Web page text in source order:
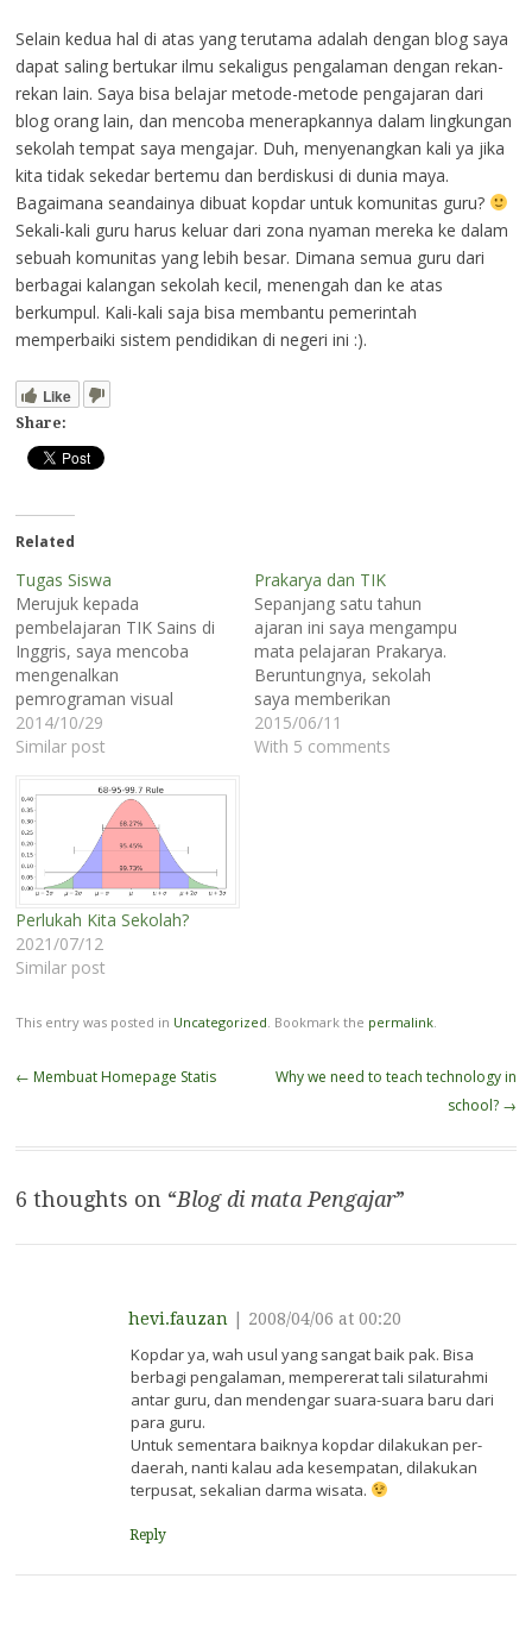
Selain kedua hal di atas yang terutama adalah dengan blog saya
dapat saling bertukar ilmu sekaligus pengalaman dengan rekan-
rekan lain. Saya bisa belajar metode-metode pengajaran dari
blog orang lain, dan mencoba menerapkannya dalam lingkungan
sekolah tempat saya mengajar. Duh, menyenangkan kali ya jika
kita tidak sekedar bertemu dan berdiskusi di dunia maya.
Bagaimana seandainya dibuat kopdar untuk komunitas guru?
Sekali-kali guru harus keluar dari zona nyaman mereka ke dalam
sebuah komunitas yang lebih besar. Dimana semua guru dari
berbagai kalangan sekolah kecil, menengah dan ke atas
berkumpul. Kali-kali saja bisa membantu pemerintah
memperbaiki sistem pendidikan di negeri ini :).
Like
Share:
Related
Tugas Siswa
Merujuk kepada
pembelajaran TIK Sains di
Inggris, saya mencoba
mengenalkan
pemrograman visual
dengan menggunakan
aplikasi Scratch kepada
sekolah. Scratch adalah
aplikasi yang disarankan
oleh para pengajar sekolah-
sekolah di Inggris untuk
mengenalkan konsep
pemrograman dasar
kepada murid-murid
mereka dari SD sampai
SMA. Jangan
pemrograman sebagai hal
2014/10/29
Similar post
Prakarya dan TIK
Sepanjang satu tahun
ajaran ini saya mengampu
mata pelajaran Prakarya.
Beruntungnya, sekolah
saya memberikan
kebebasan bagi kami untuk
memgembangkan
2015/06/11
With 5 comments
Perlukah Kita Sekolah?
2021/07/12
Similar post
This entry was posted in Uncategorized . Bookmark the permalink.
Post
← Membuat Homepage Statis
Why we need to teach technology in
school? →
6 thoughts on “Blog di mata Pengajar”
hevi.fauzan | 2008/04/06 at 00:20
Kopdar ya, wah usul yang sangat baik pak. Bisa
berbagi pengalaman, mempererat tali silaturahmi
antar guru, dan mendengar suara-suara baru dari
para guru.
Untuk sementara baiknya kopdar dilakukan per-
daerah, nanti kalau ada kesempatan, dilakukan
terpusat, sekalian darma wisata.
Reply